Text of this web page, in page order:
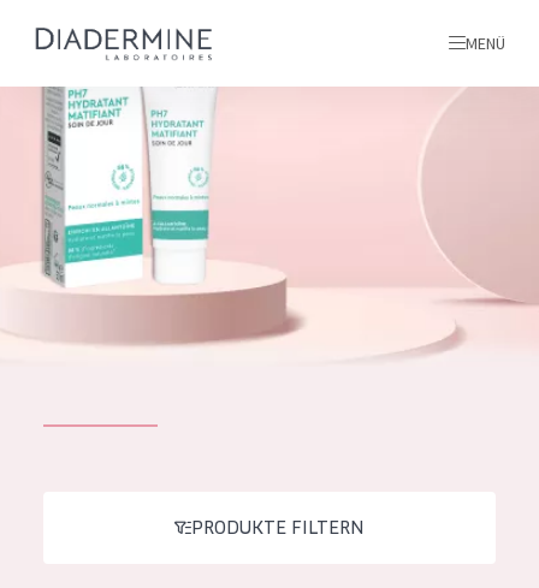
ALLE PRODUKTE
Alle produkte
MENÜ
Startseite
inhaltsstoffe
PRODUKTE FILTERN